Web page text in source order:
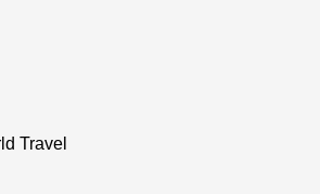
Travel